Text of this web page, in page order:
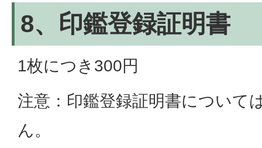
8、印鑑登録証明書
1枚につき300円
注意：印鑑登録証明書について
ん。